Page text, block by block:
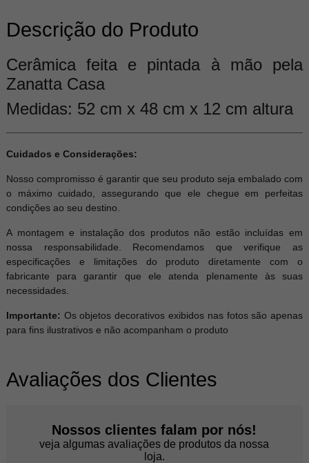
Descrição do Produto
Cerâmica feita e pintada à mão pela
Zanatta Casa
Medidas: 52 cm x 48 cm x 12 cm altura
Cuidados e Considerações:
Nosso compromisso é garantir que seu produto seja embalado com
o máximo cuidado, assegurando que ele chegue em perfeitas
condições ao seu destino.
A montagem e instalação dos produtos não estão incluídas em
nossa responsabilidade. Recomendamos que verifique as
especificações e limitações do produto diretamente com o
fabricante para garantir que ele atenda plenamente às suas
necessidades.
Importante: Os objetos decorativos exibidos nas fotos são apenas
para fins ilustrativos e não acompanham o produto
Avaliações dos Clientes
Nossos clientes falam por nós!
veja algumas avaliações de produtos da nossa
loja.